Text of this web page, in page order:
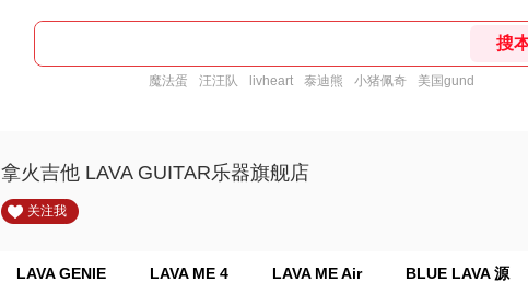
魔法蛋 汪汪队 livheart 泰迪熊 小猪佩奇 美国gund
拿火吉他 LAVA GUITAR乐器旗舰店
关注我
LAVA GENIE LAVA ME 4 LAVA ME Air BLUE LAVA 源